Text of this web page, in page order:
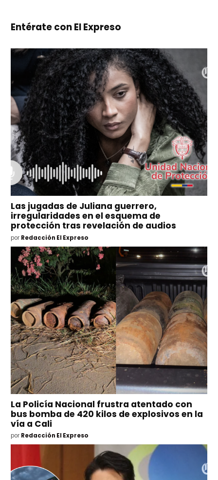
Entérate con El Expreso
Las jugadas de Juliana guerrero,
irregularidades en el esquema de
protección tras revelación de audios
por Redacción El Expreso
La Policía Nacional frustra atentado con
bus bomba de 420 kilos de explosivos en la
vía a Cali
por Redacción El Expreso